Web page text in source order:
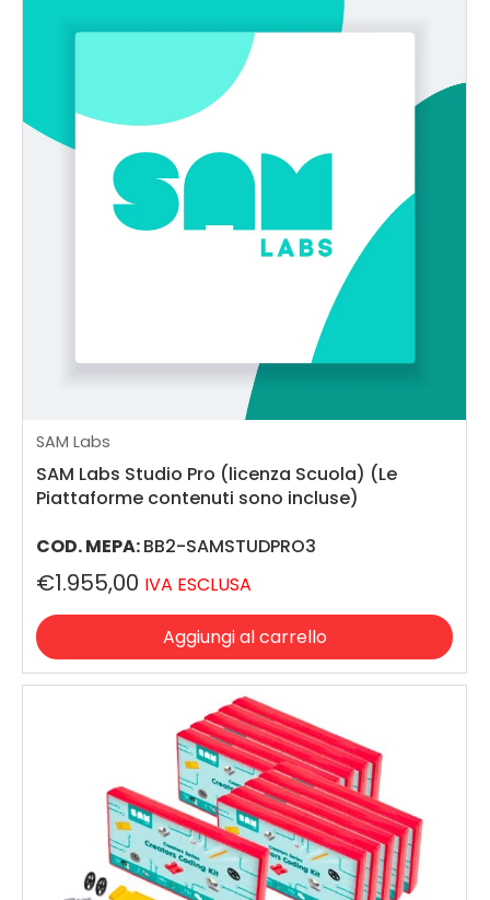
SAM Labs
SAM Labs Studio Pro (licenza Scuola) (Le
Piattaforme contenuti sono incluse)
COD. MEPA:BB2-SAMSTUDPRO3
€1.955,00 IVA ESCLUSA
Aggiungi al carrello